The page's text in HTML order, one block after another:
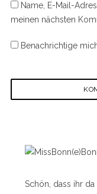
Name, E-Mail-
meinen nächsten
Benachrichtige
Schön, dass ihr da